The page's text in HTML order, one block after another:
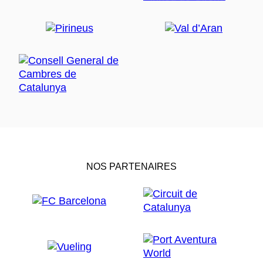
NOS PARTENAIRES